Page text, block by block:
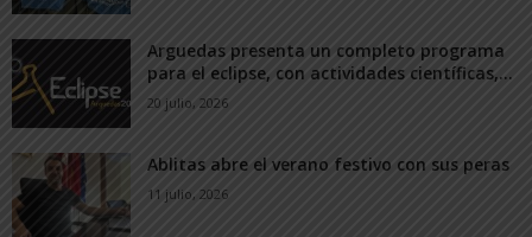
Arguedas presenta un completo programa
para el eclipse, con actividades científicas,...
20 julio, 2026
Ablitas abre el verano festivo con sus peras
11 julio, 2026